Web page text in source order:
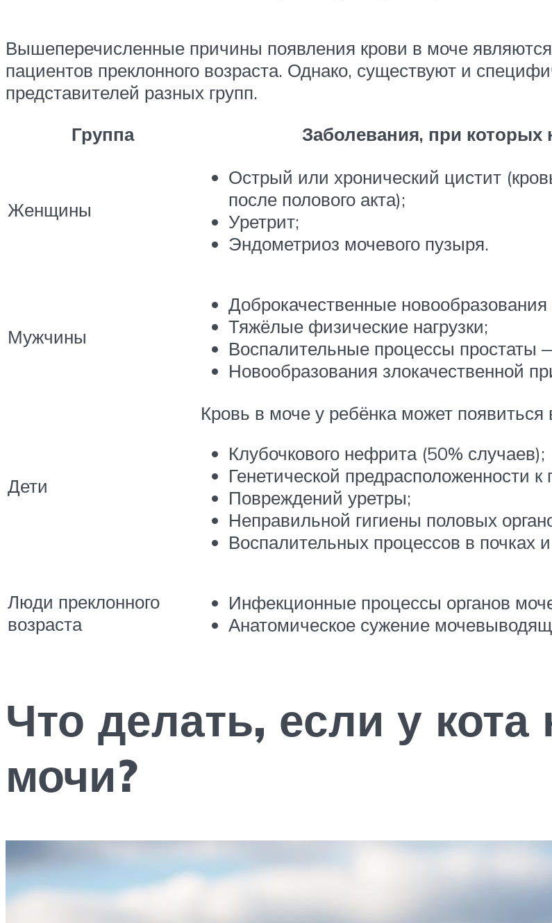
Вышеперечисленные причины появления крови в моче
пациентов преклонного возраста. Однако, существуют и
представителей разных групп.
Группа
Заболевания, при
Женщины
Острый или хронический цистит
после полового акта);
Уретрит;
Эндометриоз мочевого пузыря.
Мужчины
Доброкачественные
Тяжёлые физические нагрузки;
Воспалительные процессы простаты
Новообразования злокачественной
Дети
Кровь в моче у ребёнка может появиться
Клубочкового нефрита (50% случаев);
Генетической предрасположенности к
Повреждений уретры;
Неправильной гигиены половых
Воспалительных процессов в почках
Люди преклонного
возраста
Инфекционные процессы органов
Анатомическое сужение
Что делать, если у
мочи?